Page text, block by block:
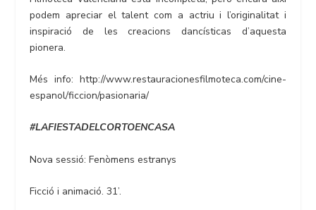
podem apreciar el talent com a actriu i l’originalitat i
inspiració de les creacions dancísticas d’aquesta
pionera.
Més info: http://www.restauracionesfilmoteca.com/cine-
espanol/ficcion/pasionaria/
#LAFIESTADELCORTOENCASA
Nova sessió: Fenòmens estranys
Ficció i animació. 31’.